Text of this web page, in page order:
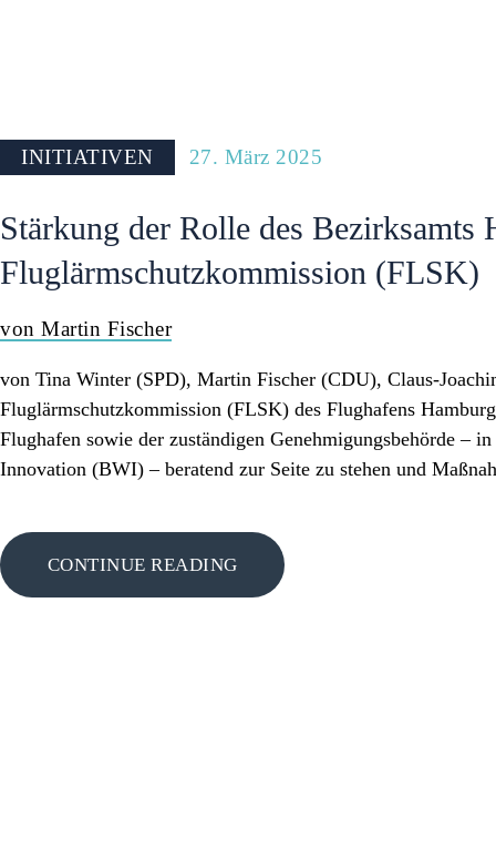
INITIATIVEN 27. März 2025
Stärkung der Rolle des Bezirksamts
Fluglärmschutzkommission (FLSK)
von Martin Fischer
von Tina Winter (SPD), Martin Fischer (CDU), Claus-
Fluglärmschutzkommission (FLSK) des Flughafens
Flughafen sowie der zuständigen Genehmigungsbehörde –
Innovation (BWI) – beratend zur Seite zu stehen und
CONTINUE READING